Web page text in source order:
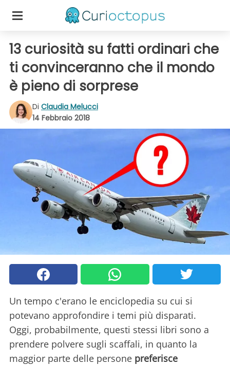
13 curiosità su fatti ordinari che
ti convinceranno che il mondo
è pieno di sorprese
Di Claudia Melucci
14 Febbraio 2018
Un tempo c'erano le enciclopedia su cui si
potevano approfondire i temi più disparati.
Oggi, probabilmente, questi stessi libri sono a
prendere polvere sugli scaffali, in quanto la
maggior parte delle persone preferisce